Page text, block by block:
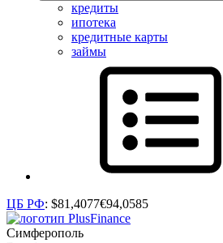
кредиты
ипотека
кредитные карты
займы
ЦБ РФ: $81,4077€94,0585
Симферополь